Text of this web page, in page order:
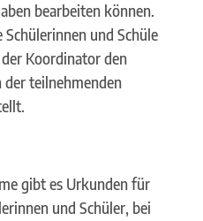
bearbeiten können.
und Schüle
Koordinator den
teilnehmenden
gibt es Urkunden für
und Schüler, bei